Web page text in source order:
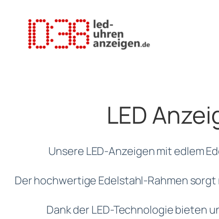
Inhalt
springen
LED
Unsere LED-Anzeigen mit edlem
Der hochwertige Edelstahl-Rahmen
Dank der LED-Technologie bieten